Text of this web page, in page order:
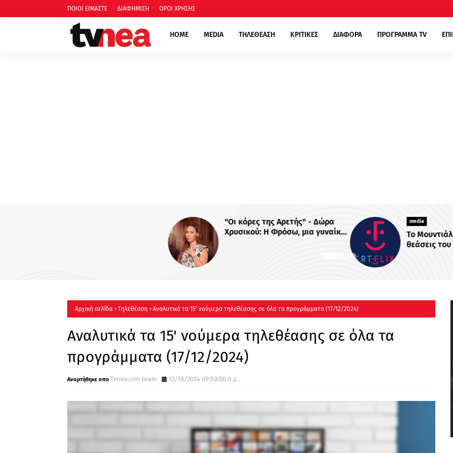
ΠΟΙΟΙ ΕΙΜΑΣΤΕ ΔΙΑΦΗΜΙΣΗ ΟΡΟΙ ΧΡΗΣΗΣ
HOME MEDIA ΤΗΛΕΘΕΑΣΗ ΚΡΙΤΙΚΕΣ ΔΙΑΦΟΡΑ ΠΡΟΓΡΑΜΜΑ TV
"Οι κόρες της Αρετής" - Δώρα
Χρυσικού: Η Φρόσω, μια γυναίκα
γεμάτη αγάπη και δύναμη
media
Το Μουντιάλ έβαλε γκολ στις
θεάσεις του ERTFLIX και τον
Ιούλιο με 22.551.894 views, για
δεύτερο συνεχόμενο μήνα
Αρχική σελίδα Τηλεθέαση Αναλυτικά τα 15' νούμερα τηλεθέασης σε όλα τα προγράμματα (17/12/2024)
Αναλυτικά τα 15' νούμερα τηλεθέασης σε όλα τα
προγράμματα (17/12/2024)
Tvnea.con team 12/18/2024 09:50:00 π.μ.